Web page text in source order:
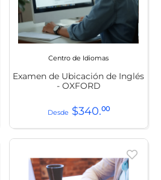
Centro de Idiomas
Examen de Ubicación de Inglés
- OXFORD
$340.00